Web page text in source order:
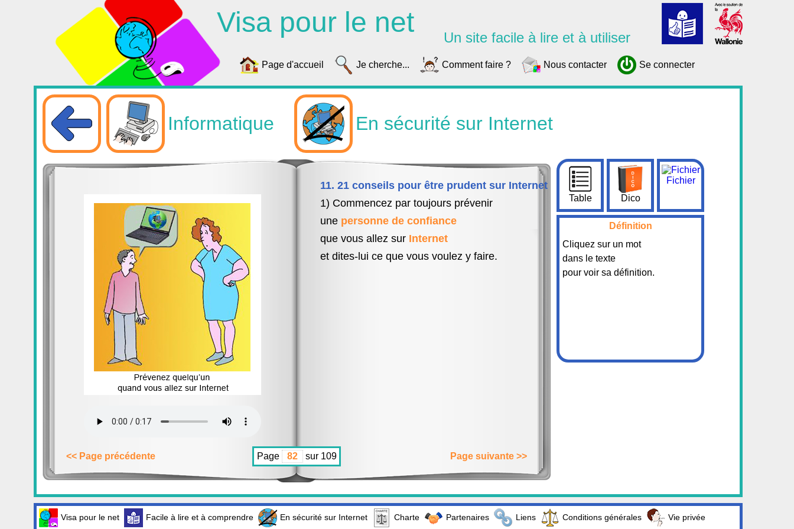
Visa pour le net Un site facile à lire et à utiliser
Page d'accueil Je cherche... Comment faire ? Nous contacter Se connecter
Informatique En sécurité sur Internet
11. 21 conseils pour être prudent sur Internet
1) Commencez par toujours prévenir
une personne de confiance
que vous allez sur Internet
et dites-lui ce que vous voulez y faire.
<< Page précédente Page sur 109 Page suivante >>
Table Dico
Fichier
Définition
Cliquez sur un mot
dans le texte
pour voir sa définition.
Visa pour le net Facile à lire et à comprendre En sécurité sur Internet Charte Partenaires Liens Conditions générales Vie privée